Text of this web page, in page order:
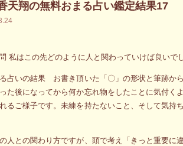
天翔の無料おまる占い鑑定結果17
私はこの先どのように人と関わっていけば良いで
占いの結果 お書き頂いた「〇」の形状と筆跡か
た後になってから何か忘れ物をしたことに気付く
るご様子です。未練を持たないこと、そして気持
人との関わり方ですが、頭で考え「きっと重要